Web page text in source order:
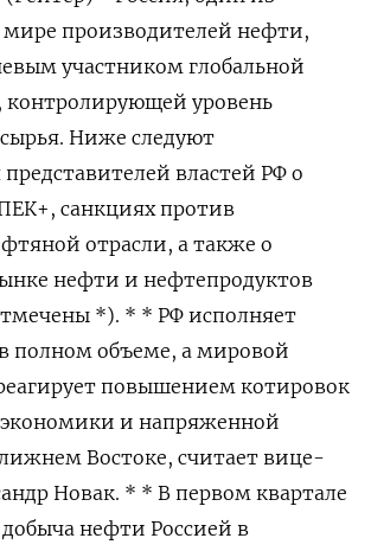
производителей нефти,
участником глобальной
контролирующей уровень
Ниже следуют
властей РФ о
санкциях против
отрасли, а также о
нефти и нефтепродуктов
*). * * РФ исполняет
полном объеме, а мировой
повышением котировок
экономики и напряженной
Востоке, считает вице-
Новак. * * В первом квартале
нефти Россией в